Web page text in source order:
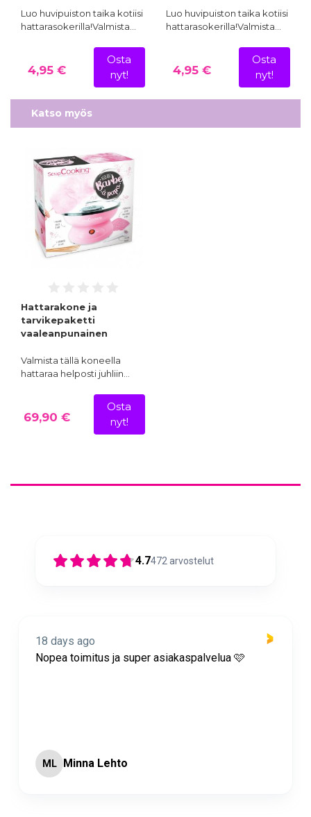
Luo huvipuiston taika kotiisi
hattarasokerilla!Valmista…
4,95 €
Osta
nyt!
Luo huvipuiston taika kotiisi
hattarasokerilla!Valmista…
4,95 €
Osta
nyt!
Katso myös
Hattarakone ja
tarvikepaketti
vaaleanpunainen
Valmista tällä koneella
hattaraa helposti juhliin…
69,90 €
Osta
nyt!
4.7472 arvostelut
18 days ago
Nopea toimitus ja super asiakaspalvelua 🩷
ML Minna Lehto